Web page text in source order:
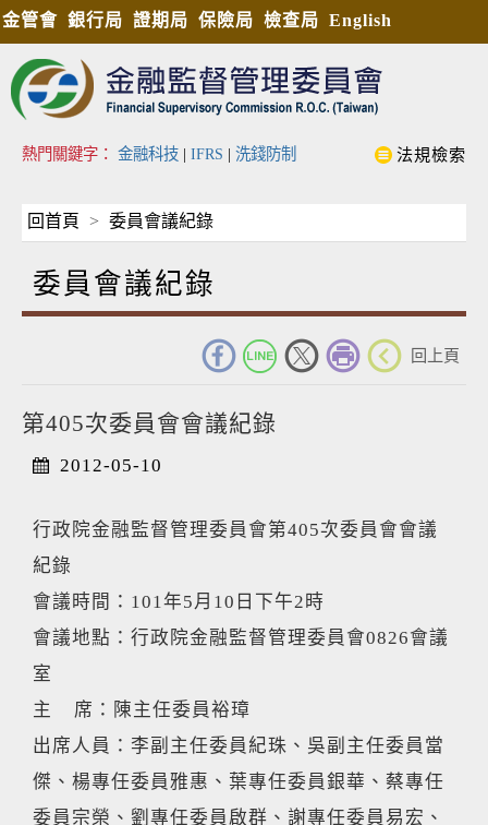
金管會 銀行局 證期局 保險局 檢查局 English
熱門關鍵字： 金融科技 | IFRS | 洗錢防制 法規檢索
回首頁 委員會議紀錄
委員會議紀錄
回上頁
第405次委員會會議紀錄
2012-05-10
行政院金融監督管理委員會第405次委員會會議
紀錄
會議時間：101年5月10日下午2時
會議地點：行政院金融監督管理委員會0826會議
室
主 席：陳主任委員裕璋
出席人員：李副主任委員紀珠、吳副主任委員當
傑、楊專任委員雅惠、葉專任委員銀華、蔡專任
委員宗榮、劉專任委員啟群、謝專任委員易宏、